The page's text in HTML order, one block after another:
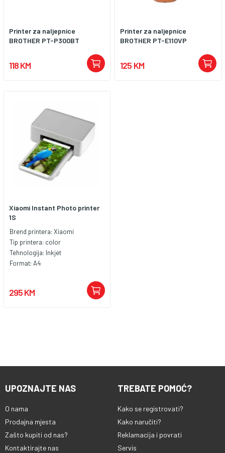
Printer za naljepnice
BROTHER PT-P300BT
118 KM
Printer za naljepnice
BROTHER PT-E110VP
125 KM
Xiaomi Instant Photo printer
1S
Brend printera: Xiaomi
Tip printera: color
Tehnologija: Inkjet
Format: A4
295 KM
UPOZNAJTE NAS
O nama
Prodajna mjesta
Zašto kupiti od nas?
Kontaktirajte nas
TREBATE POMOĆ?
Kako se registrovati?
Kako naručiti?
Reklamacija i povrati
Servis